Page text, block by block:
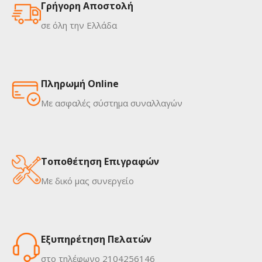
Γρήγορη Αποστολή
σε όλη την Ελλάδα
Πληρωμή Online
Με ασφαλές σύστημα συναλλαγών
Τοποθέτηση Επιγραφών
Με δικό μας συνεργείο
Εξυπηρέτηση Πελατών
στο τηλέφωνο 2104256146